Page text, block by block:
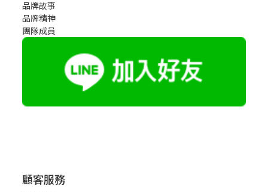
品牌故事
品牌精神
團隊成員
顧客服務